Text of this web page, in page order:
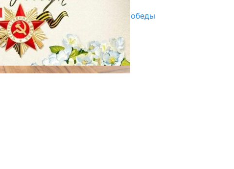
Награды в преддверии Дня Победы
29.04.2025